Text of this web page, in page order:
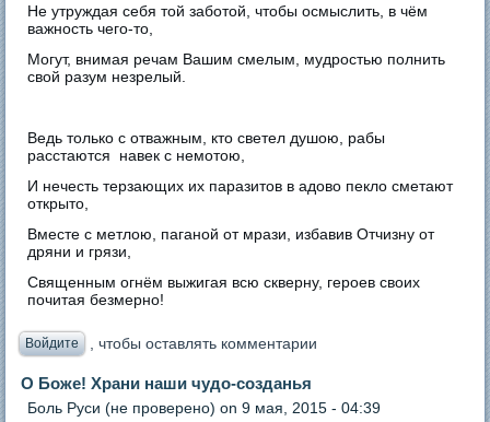
Не утруждая себя той заботой, чтобы осмыслить, в чём
важность чего-то,
Могут, внимая речам Вашим смелым, мудростью полнить
свой разум незрелый.
Ведь только с отважным, кто светел душою, рабы
расстаются навек с немотою,
И нечесть терзающих их паразитов в адово пекло сметают
открыто,
Вместе с метлою, паганой от мрази, избавив Отчизну от
дряни и грязи,
Священным огнём выжигая всю скверну, героев своих
почитая безмерно!
Войдите , чтобы оставлять комментарии
О Боже! Храни наши чудо-созданья
Боль Руси (не проверено) on 9 мая, 2015 - 04:39